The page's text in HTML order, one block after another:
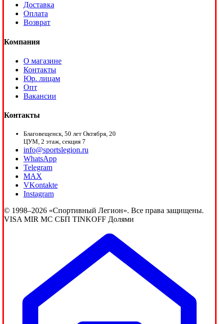
Доставка
Оплата
Возврат
Компания
О магазине
Контакты
Юр. лицам
Опт
Вакансии
Контакты
Благовещенск, 50 лет Октября, 20
ЦУМ, 2 этаж, секция 7
info@sportslegion.ru
WhatsApp
Telegram
MAX
VKontakte
Instagram
© 1998–2026 «Спортивный Легион». Все права защищены.
VISA MIR MC СБП TINKOFF Долями